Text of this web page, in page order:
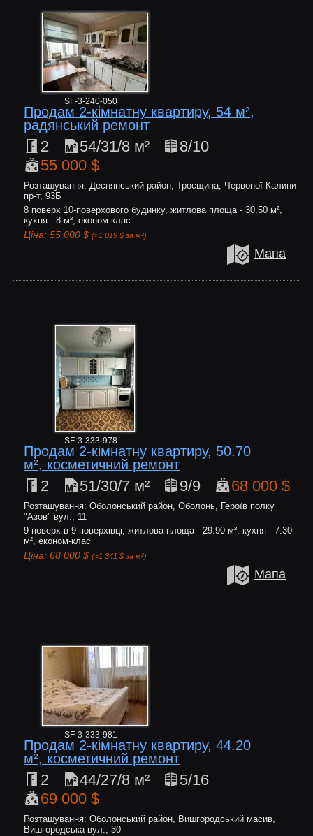
SF-3-240-050
Продам 2-кімнатну квартиру, 54 м²,
радянський ремонт
2 54/31/8 м²
8/10
55 000 $
Розташування: Деснянський район, Троєщина, Червоної Калини
пр-т, 93Б
8 поверх 10-поверхового будинку, житлова площа - 30.50 м²,
кухня - 8 м², економ-клас
Ціна: 55 000 $ (≈1 019 $ за м²)
Мапа
SF-3-333-978
Продам 2-кімнатну квартиру, 50.70
м², косметичний ремонт
2 51/30/7 м² 9/9 68 000 $
Розташування: Оболонський район, Оболонь, Героїв полку
"Азов" вул., 11
9 поверх в 9-поверхівці, житлова площа - 29.90 м², кухня - 7.30
м², економ-клас
Ціна: 68 000 $ (≈1 341 $ за м²)
Мапа
SF-3-333-981
Продам 2-кімнатну квартиру, 44.20
м², косметичний ремонт
2 44/27/8 м²
5/16
69 000 $
Розташування: Оболонський район, Вишгородський масив,
Вишгородська вул., 30